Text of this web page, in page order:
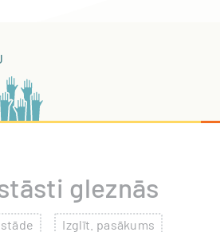
gleznās
Izglīt. pasākums